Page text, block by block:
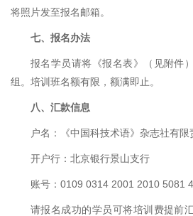
将照片发至报名邮箱。
七、报名办法
报名学员请将《报名表》（见附件
组。培训班名额有限，额满即止。
八、汇款信息
户名：《中国科技术语》杂志社有限
开户行：北京银行景山支行
账号：0109 0314 2001 2010 5081
请报名成功的学员可将培训费提前